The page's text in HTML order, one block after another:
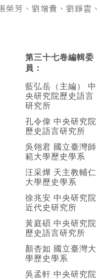
榮芳、劉增貴、劉錚雲
第三十七卷編輯委
員：
藍弘岳（主編） 中
央研究院歷史語言
研究所
孔令偉 中央研究院
歷史語言研究所
吳翎君 國立臺灣師
範大學歷史學系
汪采燁 天主教輔仁
大學歷史學系
徐兆安 中央研究院
近代史研究所
黃庭碩 中央研究院
歷史語言研究所
顏杏如 國立臺灣大
學歷史學系
吳孟軒 中央研究院